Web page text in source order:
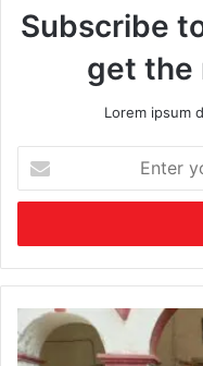
Subscribe
get the
Lorem ipsum
your
Email